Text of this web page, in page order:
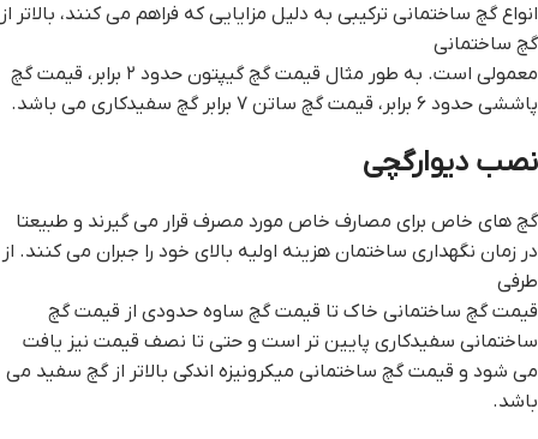
انواع گچ ساختمانی ترکیبی به دلیل مزایایی که فراهم می کنند، بالاتر از
گچ ساختمانی
معمولی است. به طور مثال قیمت گچ گیپتون حدود ۲ برابر، قیمت گچ
پاششی حدود ۶ برابر، قیمت گچ ساتن ۷ برابر گچ سفیدکاری می باشد.
نصب ديوارگچي
گچ های خاص برای مصارف خاص مورد مصرف قرار می گیرند و طبیعتا
در زمان نگهداری ساختمان هزینه اولیه بالای خود را جبران می کنند. از
طرفی
قیمت گچ ساختمانی خاک تا قيمت گچ ساوه حدودی از قیمت گچ
ساختمانی سفیدکاری پایین تر است و حتی تا نصف قیمت نیز یافت
می شود و قیمت گچ ساختمانی میکرونیزه اندکی بالاتر از گچ سفید می
باشد.